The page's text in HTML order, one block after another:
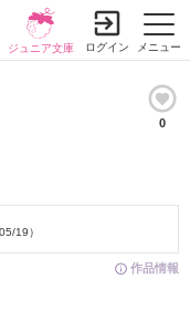
メニュー
ジュニア文庫 ログイン
0
作品情報
19）